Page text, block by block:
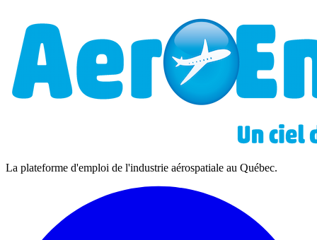
La plateforme d'emploi de l'industrie aérospatiale au Québec.